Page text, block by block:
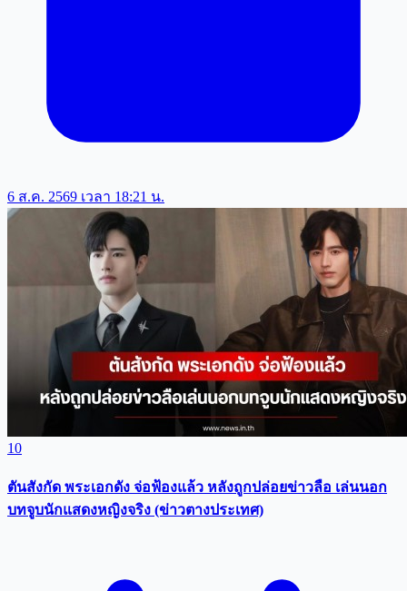
6 ส.ค. 2569 เวลา 18:21 น.
10
ตันสังกัด พระเอกดัง จ่อฟ้องแล้ว หลังถูกปล่อยข่าวลือ เล่นนอก
บทจูบนักแสดงหญิงจริง (ข่าวตางประเทศ)